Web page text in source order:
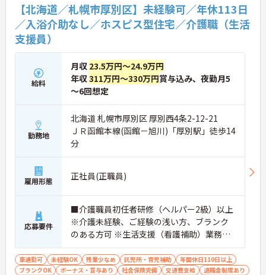
★おすすめPOINT★
【無理なくステップアップできる業務内容】
・実務未経験からでも挑戦可能です
・入浴介助なし、まずは生活支援や看護師のサポー
トからスタートできます
・資格取得支援制度を活用し、将来的に訪問介護員
を目指せる環境です
【手厚い待遇と働きやすさの両立】
・介護福祉士手当25,000円あり
・残業は全社平均残業月5時間程度と少なくプライ
ベートの時間を確保できます
・3日以上の連続休暇取得で支援金が支給される独
自の制度があります
・夏季・冬季の特別休暇があり年間休日は113日し
っかりと休めます
【安心の教育・チームサポート体制】
・手厚い人員配置で困った時もすぐに相談可能です
【北海道／札幌市厚別区】未経験可／年休113日
／入浴介助なし／ホスピス型住宅／介護職（生活
支援員）
給料
月収 23.5万円～24.9万円
年収311万円～330万円賞与込み、夜勤月5
～6回想定
勤務地
北海道 札幌市厚別区 厚別西4条2-12-21
ＪＲ函館本線(函館－旭川)「厚別駅」徒歩14
分
雇用形態 正社員(正職員)
応募要件
■介護職員初任者研修（ヘルパー2級）以上
※介護未経験、ご経験の浅い方、ブランク
のある方可 ※生活支援（看護補助）業務か
ら経験し、訪問介護員へのキャリアアップ
を目指せます
車通勤可 未経験OK 残業少なめ 託児所・育児補助
年間休日110日以上
ブランクOK
ボーナス・賞与あり 社会保険完備 交通費支給 退職金制度あり